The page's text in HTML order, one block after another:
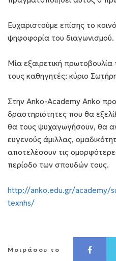
Ευχαριστούμε επίσης το
ψηφοφορία του διαγωνισμού.
Μία εξαιρετική
τους καθηγητές: κύριο
Στην Anko-Academy Anko
δραστηριότητες που θα
θα τους ψυχαγωγήσουν, θα
ευγενούς άμιλλας,
αποτελέσουν τις
περίοδο των σπουδών τους.
http://anko.edu.gr/academy/
texnhs/
Μοιράσου το